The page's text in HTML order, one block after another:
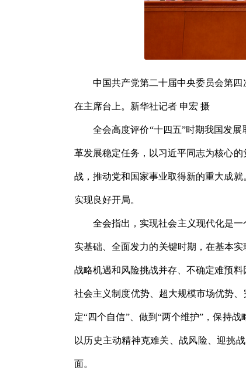
中国共产党第二十届中央委员会第
在主席台上。新华社记者 申宏 摄
全会高度评价“十四五”时期我国发
革发展稳定任务，以习近平同志为核心
战，推动党和国家事业取得新的重大成
实现良好开局。
全会指出，实现社会主义现代化是
实基础、全面发力的关键时期，在基本
战略机遇和风险挑战并存、不确定难预
社会主义制度优势、超大规模市场优势
定“四个自信”、做到“两个维护”，保持
以历史主动精神克难关、战风险、迎挑
面。